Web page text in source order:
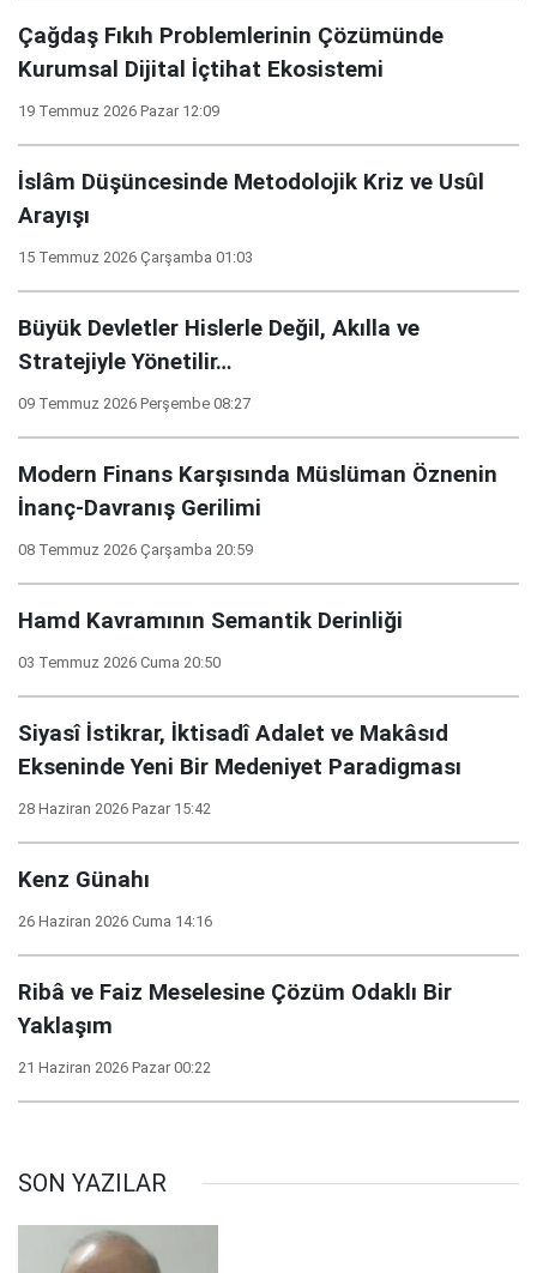
Çağdaş Fıkıh Problemlerinin Çözümünde
Kurumsal Dijital İçtihat Ekosistemi
19 Temmuz 2026 Pazar 12:09
İslâm Düşüncesinde Metodolojik Kriz ve Usûl
Arayışı
15 Temmuz 2026 Çarşamba 01:03
Büyük Devletler Hislerle Değil, Akılla ve
Stratejiyle Yönetilir…
09 Temmuz 2026 Perşembe 08:27
Modern Finans Karşısında Müslüman Öznenin
İnanç-Davranış Gerilimi
08 Temmuz 2026 Çarşamba 20:59
Hamd Kavramının Semantik Derinliği
03 Temmuz 2026 Cuma 20:50
Siyasî İstikrar, İktisadî Adalet ve Makâsıd
Ekseninde Yeni Bir Medeniyet Paradigması
28 Haziran 2026 Pazar 15:42
Kenz Günahı
26 Haziran 2026 Cuma 14:16
Ribâ ve Faiz Meselesine Çözüm Odaklı Bir
Yaklaşım
21 Haziran 2026 Pazar 00:22
SON YAZILAR